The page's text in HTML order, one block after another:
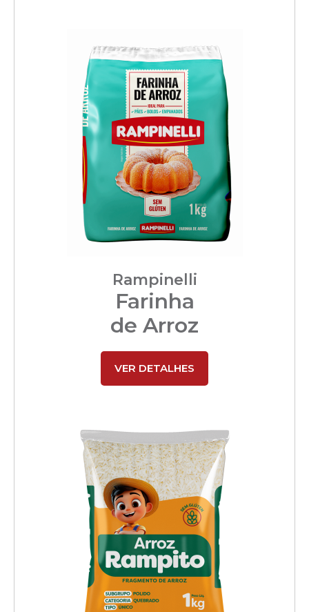
Rampinelli
Farinha
de Arroz
VER DETALHES